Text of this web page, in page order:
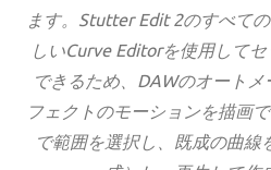
ます。Stutter Edit 2のすべて
しいCurve Editorを使用して
できるため、DAWのオート
フェクトのモーションを描画
で範囲を選択し、既成の曲線